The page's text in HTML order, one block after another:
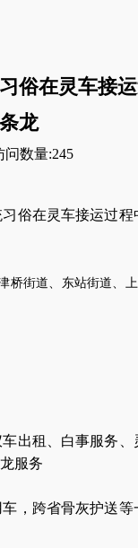
俗在灵车接
龙
问数量:245
俗在灵车接运过
桥街道、东站街道、
出租 白事服务
服务
车 ， 跨省骨灰护送等